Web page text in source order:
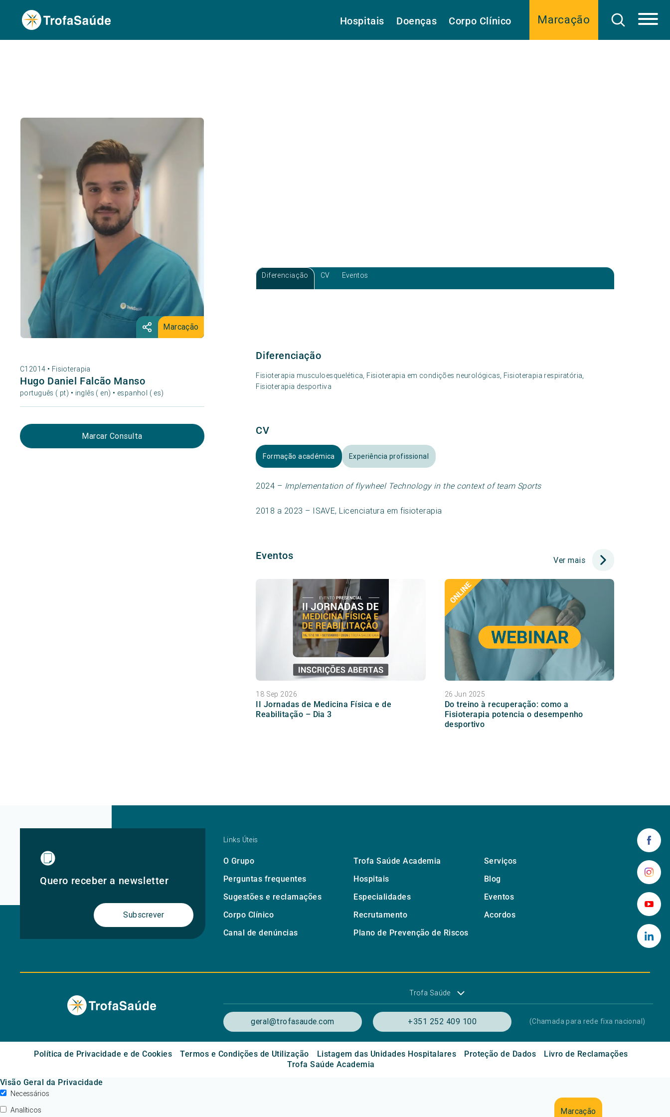
Marcação
Hospitais Doenças Corpo Clínico
Marcação
C12014 • Fisioterapia
Hugo Daniel Falcão Manso
português ( pt) • inglês ( en) • espanhol ( es)
Marcar Consulta
Diferenciação CV Eventos
Diferenciação
Fisioterapia musculoesquelética, Fisioterapia em condições neurológicas, Fisioterapia respiratória,
Fisioterapia desportiva
CV
Formação académica Experiência profissional
2024 – Implementation of flywheel Technology in the context of team Sports
2018 a 2023 – ISAVE, Licenciatura em fisioterapia
Eventos Ver mais
18 Sep 2026
II Jornadas de Medicina Física e de
Reabilitação – Dia 3
26 Jun 2025
Do treino à recuperação: como a
Fisioterapia potencia o desempenho
desportivo
Marcação
Quero receber a newsletter
Subscrever
Links Úteis
O Grupo Trofa Saúde Academia
Serviços
Perguntas frequentes
Hospitais
Blog
Sugestões e reclamações
Especialidades
Eventos
Corpo Clínico
Recrutamento
Acordos
Canal de denúncias
Plano de Prevenção de Riscos
Trofa Saúde
geral@trofasaude.com +351 252 409 100 (Chamada para rede fixa nacional)
Política de Privacidade e de Cookies Termos e Condições de Utilização Listagem das Unidades Hospitalares Proteção de Dados
Livro de Reclamações
Trofa Saúde Academia
Visão Geral da Privacidade
Necessários
Analíticos